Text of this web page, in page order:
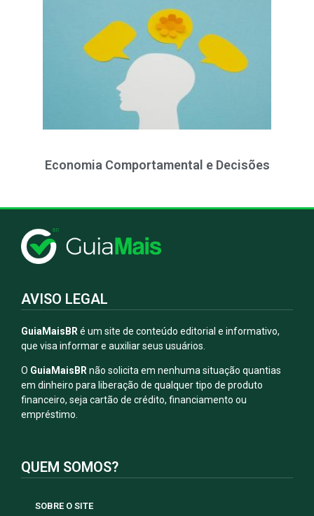
Economia Comportamental e Decisões
AVISO LEGAL
GuiaMaisBR é um site de conteúdo editorial e informativo,
que visa informar e auxiliar seus usuários.
O GuiaMaisBR não solicita em nenhuma situação quantias
em dinheiro para liberação de qualquer tipo de produto
financeiro, seja cartão de crédito, financiamento ou
empréstimo.
QUEM SOMOS?
SOBRE O SITE